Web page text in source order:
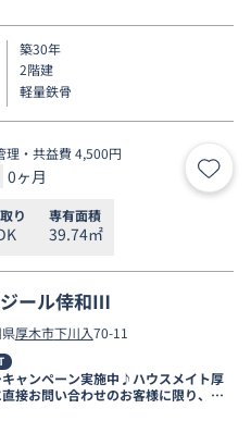
築30年
2階建
軽量鉄骨
理・共益費 4,500円
0ヶ月 お気
り 専有面積
39.74㎡
ール倖和Ⅲ
厚木市下川入70-11
ャンペーン実施中♪ハウスメイト厚
接お問い合わせのお客様に限り、９
家賃無料♪